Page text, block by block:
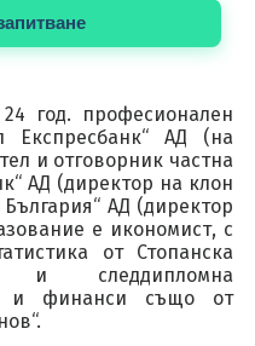
год. професионален
Експресбанк“ АД (на
и отговорник частна
АД (директор на клон
АД (директор
е икономист, с
от Стопанска
и следдипломна
и финанси също от